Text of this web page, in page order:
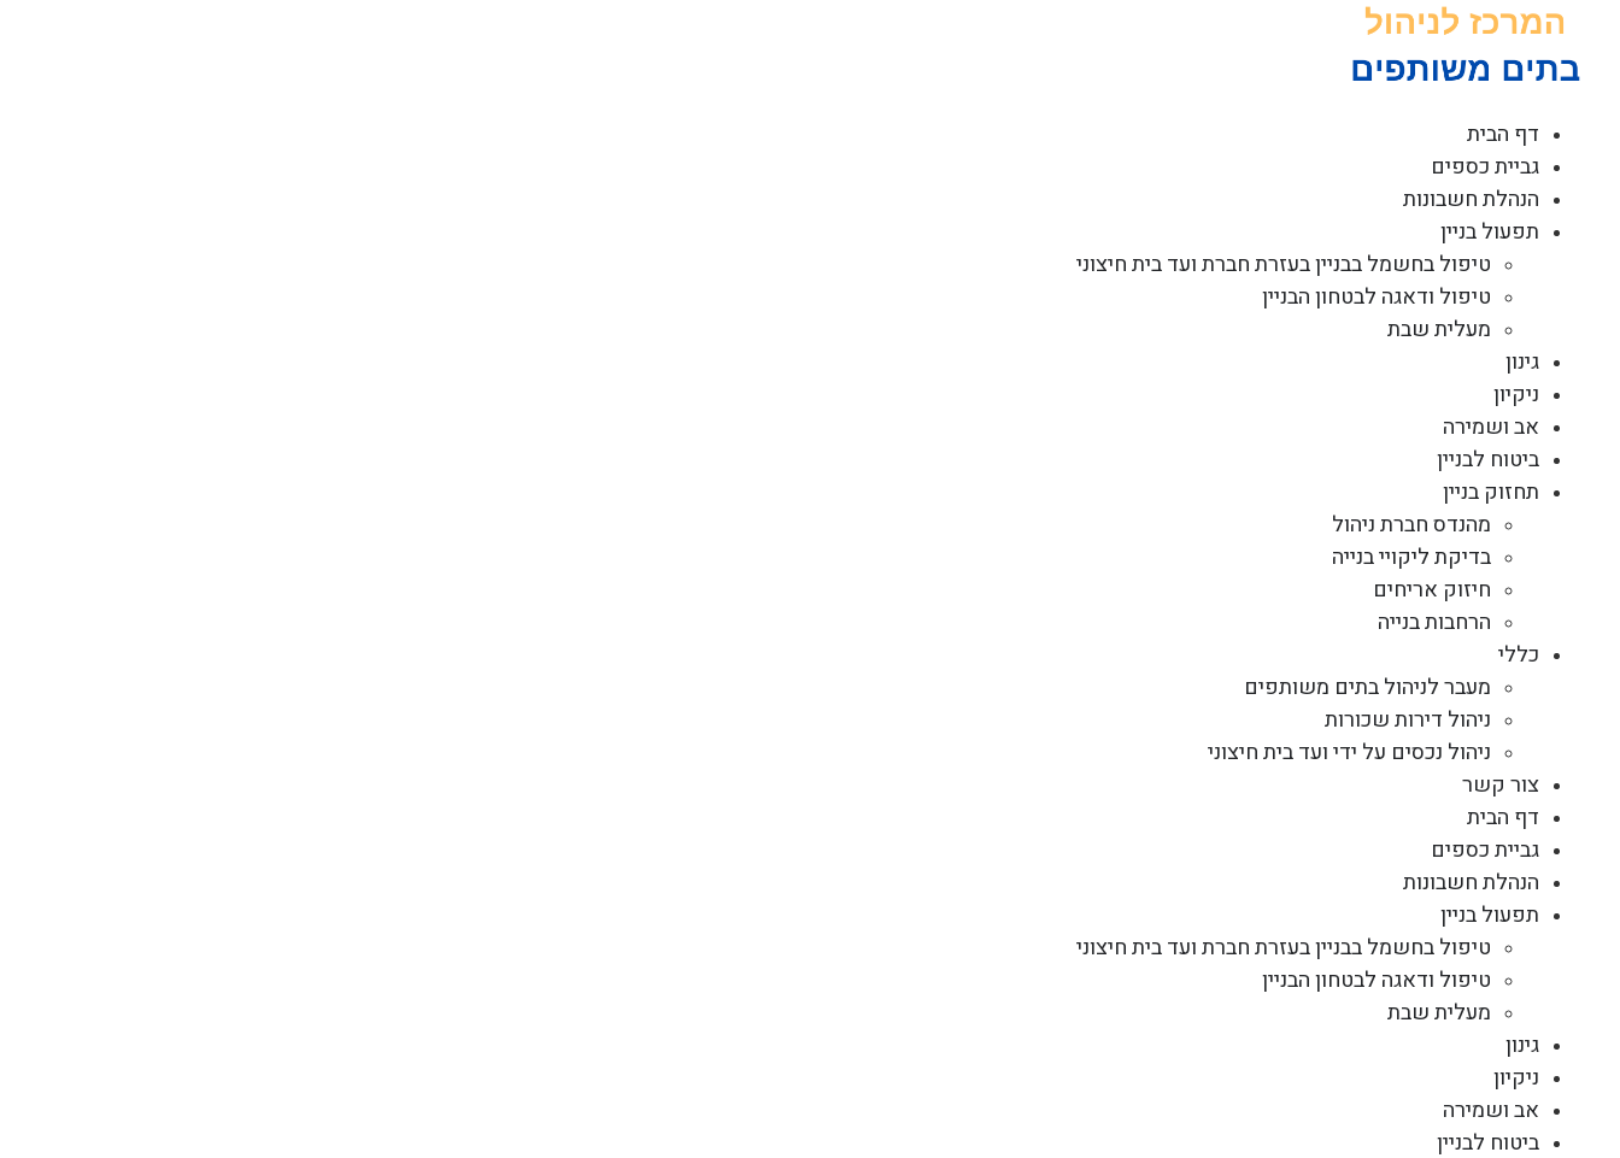
דף הבית
גביית כספים
הנהלת חשבונות
תפעול בניין
טיפול בחשמל בבניין בעזרת חברת ועד בית חיצוני
טיפול ודאגה לבטחון הבניין
מעלית שבת
גינון
ניקיון
אב ושמירה
ביטוח לבניין
תחזוק בניין
מהנדס חברת ניהול
בדיקת ליקויי בנייה
חיזוק אריחים
הרחבות בנייה
כללי
מעבר לניהול בתים משותפים
ניהול דירות שכורות
ניהול נכסים על ידי ועד בית חיצוני
צור קשר
דף הבית
גביית כספים
הנהלת חשבונות
תפעול בניין
טיפול בחשמל בבניין בעזרת חברת ועד בית חיצוני
טיפול ודאגה לבטחון הבניין
מעלית שבת
גינון
ניקיון
אב ושמירה
ביטוח לבניין